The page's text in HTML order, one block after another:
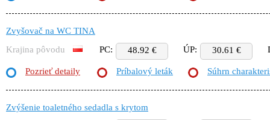
Zvyšovač na WC TINA
Krajina pôvodu
PC: 48.92 € ÚP: 30.61 €
Pozrieť detaily Príbalový leták Súhrn
Zvýšenie toaletného sedadla s krytom